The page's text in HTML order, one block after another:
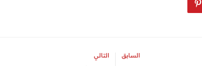
السابق التالي